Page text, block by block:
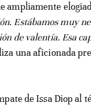
ampliamente
Estábamos muy
de valentía. Esa
una aficionada
de Issa Diop